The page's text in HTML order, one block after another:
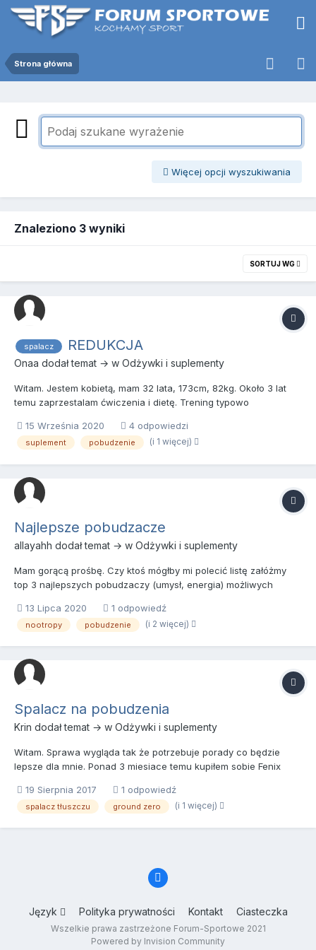
Strona główna
Więcej opcji wyszukiwania
Znaleziono 3 wyniki
SORTUJ WG
spalacz REDUKCJA
Onaa dodał temat → w Odżywki i suplementy
Witam. Jestem kobietą, mam 32 lata, 173cm, 82kg. Około 3 lat
temu zaprzestalam ćwiczenia i dietę. Trening typowo
Niestety obecnie przybrałam na wadze 23kg. Wspomagalam się
wtedy do Cardio spalaczem T3 majacym w składzie kofeine,
15 Września 2020 4 odpowiedzi
suplement pobudzenie (i 1 więcej)
Najlepsze pobudzacze
allayahh dodał temat → w Odżywki i suplementy
Mam gorącą prośbę. Czy ktoś mógłby mi polecić listę załóżmy
top 3 najlepszych pobudzaczy (umysł, energia) możliwych
było pomocne z góry serdecznie dziękuję
13 Lipca 2020 1 odpowiedź
nootropy pobudzenie (i 2 więcej)
Spalacz na pobudzenia
Krin dodał temat → w Odżywki i suplementy
Witam. Sprawa wygląda tak że potrzebuje porady co będzie
lepsze dla mnie. Ponad 3 miesiace temu kupiłem sobie Fenix
idealny dał mi to czego potrzebowałem: potliwość tylko na
treningu, delikatnie chamuje łaknienie, i to co było mega...
19 Sierpnia 2017 1 odpowiedź
spalacz tłuszczu ground zero (i 1 więcej)
Język Polityka prywatności Kontakt Ciasteczka
Wszelkie prawa zastrzeżone Forum-Sportowe 2021
Powered by Invision Community